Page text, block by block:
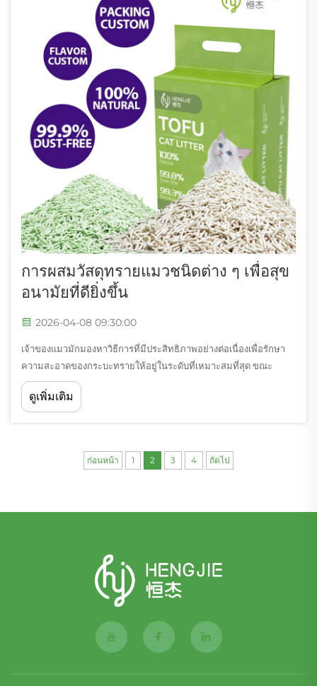
การผสมวัสดุทรายแมวชนิดต่าง ๆ เพื่อสุข
อนามัยที่ดียิ่งขึ้น
2026-04-08 09:30:00
เจ้าของแมวมักมองหาวิธีการที่มีประสิทธิภาพอย่างต่อเนื่องเพื่อรักษา
ความสะอาดของกระบะทรายให้อยู่ในระดับที่เหมาะสมที่สุด ขณะ
เดียวกันก็ต้องมั่นใจว่าแมวเลี้ยงของพวกเขาจะรู้สึกสบายและมีสุขภาพดี
วิวัฒนาการของเทคโนโลยีทรายแมวได้นำไปสู่แนวทางนวัตกรรม
ดูเพิ่มเติม
ก่อนหน้า 1 2 3 4 ถัดไป